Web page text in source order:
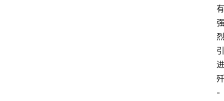
有
强
烈
引
进
歼
-